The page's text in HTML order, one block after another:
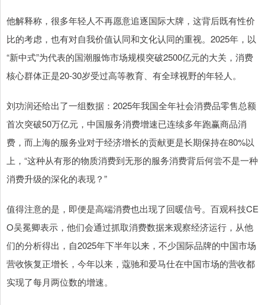
他解释称，很多年轻人不再愿意追逐国际大牌，这背后既有性价
比的考虑，也有对自我价值认同和文化认同的重视。2025年，以
“新中式”为代表的国潮服饰市场规模突破2500亿元的大关，消费
核心群体正是20-30岁受过高等教育、有全球视野的年轻人。
刘功润还给出了一组数据：2025年我国全年社会消费品零售总额
首次突破50万亿元，中国服务消费增速已连续多年跑赢商品消
费，而上海的服务业对于经济增长的贡献更是长期保持在80%以
上，“这种从有形的物质消费到无形的服务消费背后何尝不是一种
消费升级的深化的表现？”
值得注意的是，即便是高端消费也出现了回暖信号。百观科技CE
O吴冕卿表示，他们会通过抓取消费数据来观察经济运行，从他
们的分析得出，自2025年下半年以来，不少国际品牌的中国市场
营收恢复正增长，今年以来，蔻驰和爱马仕在中国市场的营收都
实现了每月两位数的增速。